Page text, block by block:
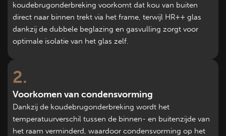
koudebrugonderbreking voorkomt dat kou van buiten
direct naar binnen trekt via het frame, terwijl HR++ glas
dankzij de dubbele beglazing en gasvulling zorgt voor
optimale isolatie van het glas zelf.
2
Voorkomen van condensvorming
Dankzij de koudebrugonderbreking wordt het
temperatuurverschil tussen de binnen- en buitenzijde van
het raam verminderd, waardoor condensvorming op het